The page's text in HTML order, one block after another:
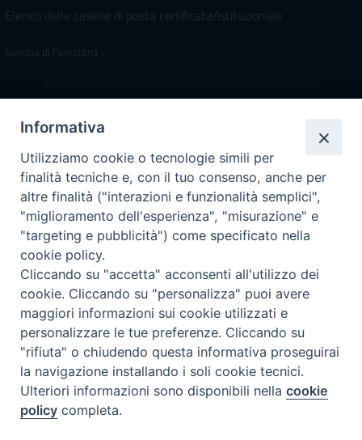
Elenco delle caselle di posta certificata/istituzionale
Servizio di Foresteria »
Iscrivimi Alla Newsletter
Accessibilità
Note Legali|Privacy
Prossime reperibilità IZSLER
Il servizio di Pronta Disponibilità viene garantito per entrambe le
Regioni nelle giornate di sabato e nei giorni festivi: dalle 08.00
alle 20.00
08/08/2026 PER LA REGIONE LOMBARDIA:
DOTT.SSA VICARI NADIA tel. 3665888246
08/08/2026 PER LA REGIONE EMILIA ROMAGNA:
DOTT.SSA CARRA ELENA tel. 3358249870
Informativa
Utilizziamo cookie o tecnologie simili per
finalità tecniche e, con il tuo consenso, anche per
altre finalità ("interazioni e funzionalità semplici",
"miglioramento dell'esperienza", "misurazione" e
"targeting e pubblicità") come specificato nella
cookie policy.
Cliccando su "accetta" acconsenti all'utilizzo dei
cookie. Cliccando su "personalizza" puoi avere
maggiori informazioni sui cookie utilizzati e
personalizzare le tue preferenze. Cliccando su
"rifiuta" o chiudendo questa informativa proseguirai
la navigazione installando i soli cookie tecnici.
Ulteriori informazioni sono disponibili nellacookie
policy completa.